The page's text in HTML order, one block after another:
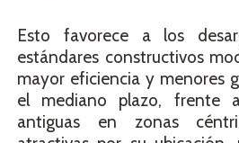
Esto favorece a los
estándares constructivos
mayor eficiencia y menores
el mediano plazo, frente
antiguas en zonas